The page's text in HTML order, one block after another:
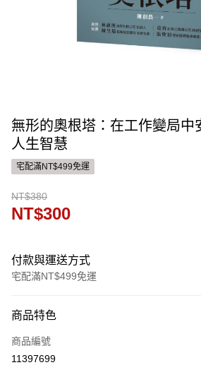
無形的奧根塔：在工作變局中
人生智慧
宅配滿NT$499免運
NT$380
NT$300
付款與運送方式
宅配滿NT$499免運
信用卡一次付款
運送方式
商品特色
商品編號
11397699